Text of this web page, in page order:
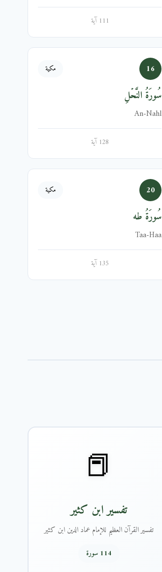
111 آية
16 مكية
سُورَةُ النَّحۡلِ
An-Nahl
128 آية
20 مكية
سُورَةُ طه
Taa-Haa
135 آية
📕
تفسير ابن كثير
تفسير القرآن العظيم للإمام عماد الدين ابن كثير
114 سورة